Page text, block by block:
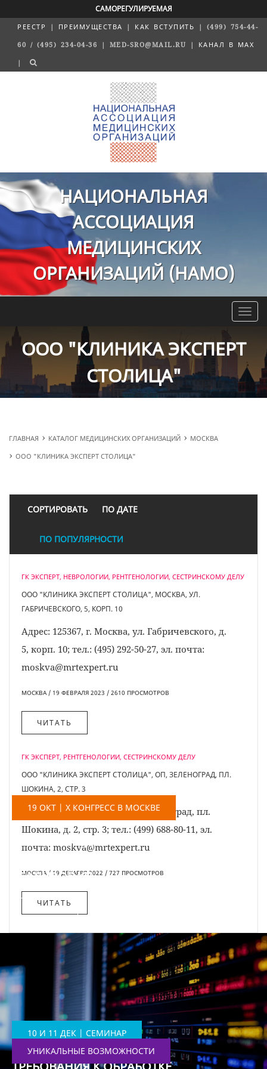
САМОРЕГУЛИРУЕМАЯ
РЕЕСТР | ПРЕИМУЩЕСТВА | КАК ВСТУПИТЬ | (499) 754-44-
60 / (495) 234-04-36 | MED-SRO@MAIL.RU | КАНАЛ В MAX
|
НАЦИОНАЛЬНАЯ
АССОЦИАЦИЯ
МЕДИЦИНСКИХ
ОРГАНИЗАЦИЙ (НАМО)
Toggle
ООО "КЛИНИКА ЭКСПЕРТ
СТОЛИЦА"
ГЛАВНАЯ КАТАЛОГ МЕДИЦИНСКИХ ОРГАНИЗАЦИЙ
МОСКВА
ООО "КЛИНИКА ЭКСПЕРТ СТОЛИЦА"
СОРТИРОВАТЬ ПО ДАТЕ
ПО ПОПУЛЯРНОСТИ
ГК ЭКСПЕРТ, НЕВРОЛОГИИ, РЕНТГЕНОЛОГИИ, СЕСТРИНСКОМУ ДЕЛУ
ООО "КЛИНИКА ЭКСПЕРТ СТОЛИЦА", МОСКВА, УЛ.
ГАБРИЧЕВСКОГО, 5, КОРП. 10
Адрес: 125367, г. Москва, ул. Габричевского, д.
5, корп. 10; тел.: (495) 292-50-27, эл. почта:
moskva@mrtexpert.ru
МОСКВА / 19 ФЕВРАЛЯ 2023 / 2610 ПРОСМОТРОВ
ЧИТАТЬ
ГК ЭКСПЕРТ, РЕНТГЕНОЛОГИИ, СЕСТРИНСКОМУ ДЕЛУ
ООО "КЛИНИКА ЭКСПЕРТ СТОЛИЦА", ОП, ЗЕЛЕНОГРАД, ПЛ.
ШОКИНА, 2, СТР. 3
Адрес: 124498, г. Москва, г. Зеленоград, пл.
Шокина, д. 2, стр. 3; тел.: (499) 688-80-11, эл.
почта: moskva@mrtexpert.ru
МОСКВА / 19 ДЕКАБРЯ 2022 / 727 ПРОСМОТРОВ
ЧИТАТЬ
19 ОКТ | X КОНГРЕСС В МОСКВЕ
БОЛЬШАЯ ИДЕЯ И ФОРМИРОВАНИЕ
РЕАЛИЗОВАТЬ
10 И 11 ДЕК | СЕМИНАР
УНИКАЛЬНЫЕ ВОЗМОЖНОСТИ